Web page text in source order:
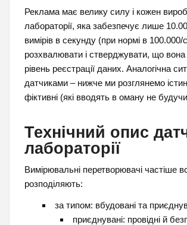
Реклама має велику силу і кожен
лабораторії, яка забезпечує лише
вимірів в секунду (при нормі в
розхвалювати і стверджувати, що
рівень реєстрації даних. Аналогічна
датчиками – нижче ми розглянемо
фіктивні (які вводять в оману не
Технічний опис
лабораторії
Вимірювальні перетворювачі частіше
розподіляють:
за типом: вбудовані та
приєднувані: провідні й